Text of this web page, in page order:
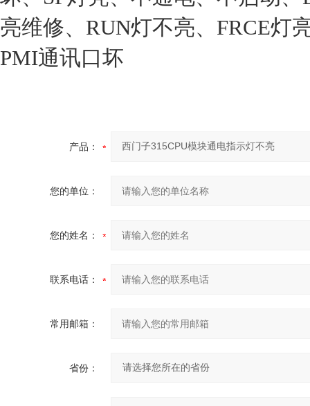
亮维修、RUN灯不亮、FRCE灯
PMI通讯口坏
产品：
您的单位：
您的姓名：
联系电话：
常用邮箱：
省份：